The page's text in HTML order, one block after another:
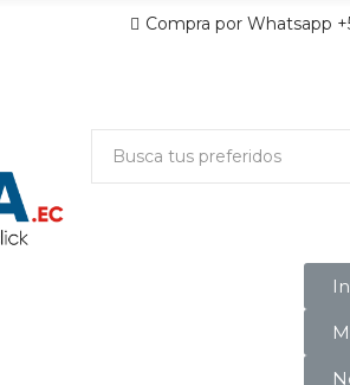
Compra por Whatsapp